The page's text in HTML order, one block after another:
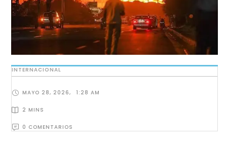
INTERNACIONAL
MAYO 28, 2026, 1:28 AM
2 MINS
0 COMENTARIOS